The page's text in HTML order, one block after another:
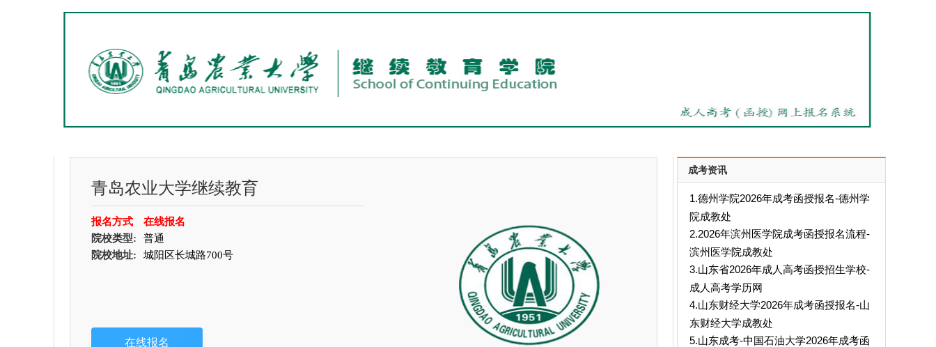
青岛农业大学继续教育
报名方式
在线报名
院校类型:
普通
院校地址:
城阳区长城路700号
成考资讯
1.德州学院2026年成考函授报名-德州学
院成教处
2.2026年滨州医学院成考函授报名流程-
滨州医学院成教处
3.山东省2026年成人高考函授招生学校-
成人高考学历网
4.山东财经大学2026年成考函授报名-山
东财经大学成教处
5.山东成考-中国石油大学2026年成考函